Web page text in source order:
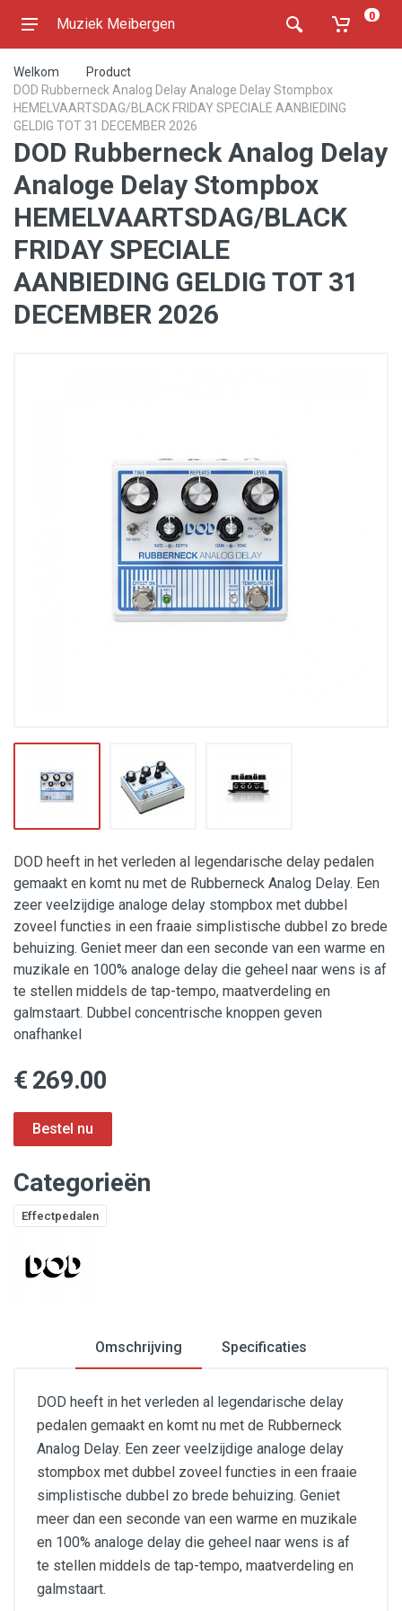
Muziek Meibergen 0
Welkom
Product
DOD Rubberneck Analog Delay Analoge Delay Stompbox
HEMELVAARTSDAG/BLACK FRIDAY SPECIALE AANBIEDING
GELDIG TOT 31 DECEMBER 2026
DOD Rubberneck Analog Delay
Analoge Delay Stompbox
HEMELVAARTSDAG/BLACK
FRIDAY SPECIALE
AANBIEDING GELDIG TOT 31
DECEMBER 2026
DOD heeft in het verleden al legendarische delay pedalen
gemaakt en komt nu met de Rubberneck Analog Delay. Een
zeer veelzijdige analoge delay stompbox met dubbel
zoveel functies in een fraaie simplistische dubbel zo brede
behuizing. Geniet meer dan een seconde van een warme en
muzikale en 100% analoge delay die geheel naar wens is af
te stellen middels de tap-tempo, maatverdeling en
galmstaart. Dubbel concentrische knoppen geven
onafhankel
€ 269.00
Categorieën
Effectpedalen
Omschrijving Specificaties
DOD heeft in het verleden al legendarische delay
pedalen gemaakt en komt nu met de Rubberneck
Analog Delay. Een zeer veelzijdige analoge delay
stompbox met dubbel zoveel functies in een fraaie
simplistische dubbel zo brede behuizing. Geniet
meer dan een seconde van een warme en muzikale
en 100% analoge delay die geheel naar wens is af
te stellen middels de tap-tempo, maatverdeling en
galmstaart.